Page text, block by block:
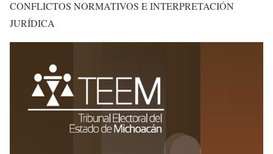
CONFLICTOS NORMATIVOS E INTERPRETACIÓN
JURÍDICA